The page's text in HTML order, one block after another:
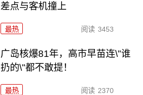
差点与客机撞上
最热 阅读 3453
广岛核爆81年，高市早苗连\"谁
扔的\"都不敢提！
最热 阅读 2370